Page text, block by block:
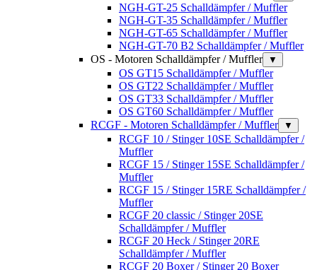
NGH-GT-25 Schalldämpfer / Muffler
NGH-GT-35 Schalldämpfer / Muffler
NGH-GT-65 Schalldämpfer / Muffler
NGH-GT-70 B2 Schalldämpfer / Muffler
OS - Motoren Schalldämpfer / Muffler
▼
OS GT15 Schalldämpfer / Muffler
OS GT22 Schalldämpfer / Muffler
OS GT33 Schalldämpfer / Muffler
OS GT60 Schalldämpfer / Muffler
RCGF - Motoren Schalldämpfer / Muffler
▼
RCGF 10 / Stinger 10SE Schalldämpfer /
Muffler
RCGF 15 / Stinger 15SE Schalldämpfer /
Muffler
RCGF 15 / Stinger 15RE Schalldämpfer /
Muffler
RCGF 20 classic / Stinger 20SE
Schalldämpfer / Muffler
RCGF 20 Heck / Stinger 20RE
Schalldämpfer / Muffler
RCGF 20 Boxer / Stinger 20 Boxer